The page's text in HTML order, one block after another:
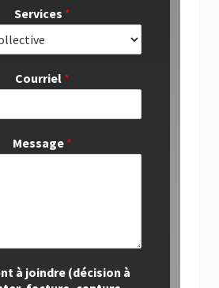
Services *
Courriel *
Message *
à joindre (décision à